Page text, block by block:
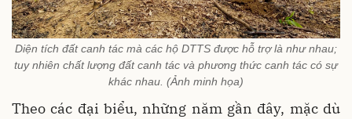
Diện tích đất canh tác mà các hộ DTTS được hỗ trợ là như nhau;
tuy nhiên chất lượng đất canh tác và phương thức canh tác có sự
khác nhau. (Ảnh minh họa)
Theo các đại biểu, những năm gần đây, mặc dù